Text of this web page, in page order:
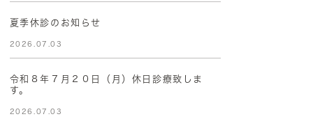
夏季休診のお知らせ
2026.07.03
令和８年７月２０日（月）休日診療致しま
す。
2026.07.03